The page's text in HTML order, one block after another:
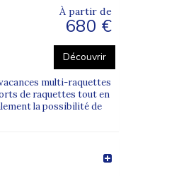
À partir de
680 €
Découvrir
multi-raquettes
de raquettes tout en
la possibilité de